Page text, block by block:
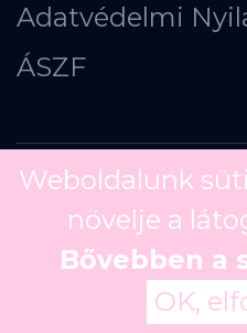
Adatvédelmi
ÁSZF
Weboldalunk
növelje a
Bővebben a
OK,